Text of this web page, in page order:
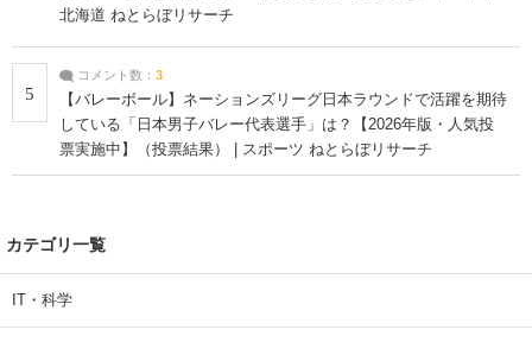
北海道 ねとらぼリサーチ
5
コメント数： 3
【バレーボール】ネーションズリーグ日本ラウンドで活躍を期待
している「日本男子バレー代表選手」は？【2026年版・人気投
票実施中】（投票結果） | スポーツ ねとらぼリサーチ
カテゴリ一覧
IT・科学